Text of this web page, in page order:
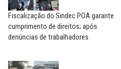
Fiscalização do Sindec POA garante
cumprimento de direitos; após
denúncias de trabalhadores
agora o foco é
Estado
Carlos...